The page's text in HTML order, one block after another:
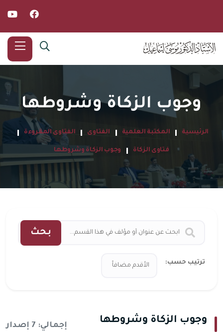
وجوب الزكاة وشروطها
الرئيسية المكتبة العلمية الفتاوى الفتاوى المقروءة
فتاوى الزكاة وجوب الزكاة وشروطها
بحث
ترتيب حسب:
وجوب الزكاة وشروطها إجمالي: 7 إصدار